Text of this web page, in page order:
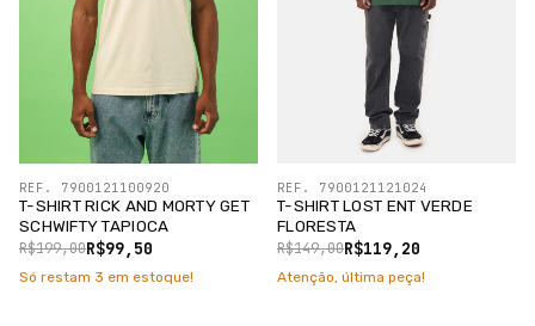
T-SHIRT RICK AND MORTY GET
SCHWIFTY TAPIOCA
R$99,50
R$199,00
REF. 7900121100920
Só restam 3 em estoque!
T-SHIRT LOST ENT VERDE
FLORESTA
R$119,20
R$149,00
REF. 7900121121024
Atenção, última peça!